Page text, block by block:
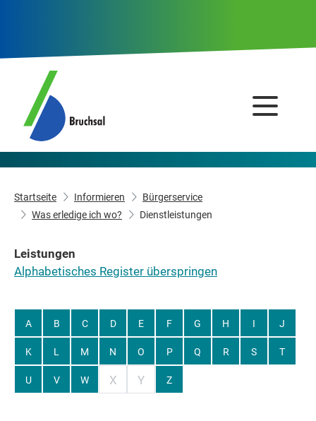
Startseite Informieren
Bürgerservice
Was erledige ich wo?
Dienstleistungen
Leistungen
Alphabetisches Register überspringen
A B C D E F G H I J
K L M N O P Q R S T
U V W X Y Z